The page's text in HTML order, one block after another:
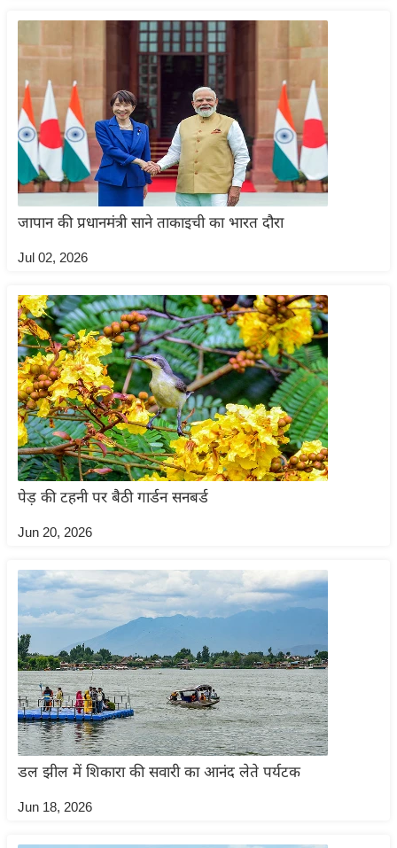
ली
ड
फि
ल्म
मी
क्षा
r
a
k
i
n
g
N
e
w
s
ला
फ
स्टा
इ
ल
टे
क्नॉ
लॉ
जी
ब्यू
/
जापान की प्रधानमंत्री साने ताकाइची का भारत दौरा
Jul 02, 2026
पेड़ की टहनी पर बैठी गार्डन सनबर्ड
Jun 20, 2026
डल झील में शिकारा की सवारी का आनंद लेते पर्यटक
Jun 18, 2026